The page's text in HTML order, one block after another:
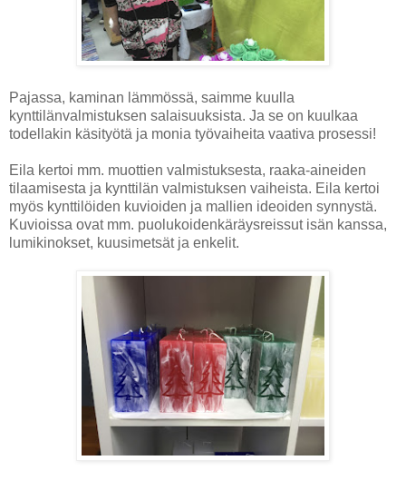
Pajassa, kaminan lämmössä, saimme kuulla
kynttilänvalmistuksen salaisuuksista. Ja se on kuulkaa
todellakin käsityötä ja monia työvaiheita vaativa prosessi!
Eila kertoi mm. muottien valmistuksesta, raaka-aineiden
tilaamisesta ja kynttilän valmistuksen vaiheista. Eila kertoi
myös kynttilöiden kuvioiden ja mallien ideoiden synnystä.
Kuvioissa ovat mm. puolukoidenkäräysreissut isän kanssa,
lumikinokset, kuusimetsät ja enkelit.